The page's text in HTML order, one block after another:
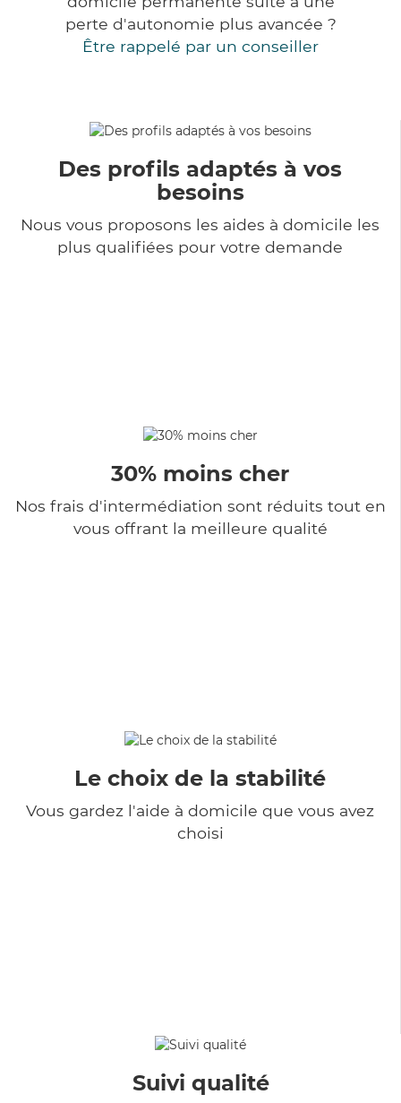
perte d'autonomie plus avancée ?
Être rappelé par un conseiller
Des profils adaptés à vos
besoins
Nous vous proposons les aides à domicile les
plus qualifiées pour votre demande
30% moins cher
Nos frais d'intermédiation sont réduits tout en
vous offrant la meilleure qualité
Le choix de la stabilité
Vous gardez l'aide à domicile que vous avez
choisi
Suivi qualité